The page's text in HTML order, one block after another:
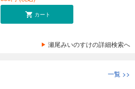
カート
瀬尾みいのすけの詳細検索へ
一覧 >>